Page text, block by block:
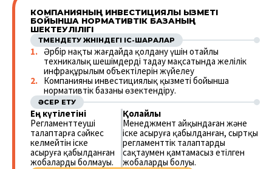
КОМПАНИЯНЫҢ ИНВЕСТИЦИЯЛЫҚ ҚЫЗМЕТІ
БОЙЫНША НОРМАТИВТІК БАЗАНЫҢ
ШЕКТЕУЛІЛІГІ
ТӨМЕНДЕТУ ЖӨНІНДЕГІ ІС-ШАРАЛАР
Әрбір нақты жағдайда қолдану үшін оңтайлы
техникалық шешімдерді таңдау мақсатында желілік
инфрақұрылым объектілерін жүйелеу
Компанияның инвестициялық қызметі бойынша
нормативтік базаны өзектендіру.
ӘСЕР ЕТУ
Ең күтілетіні
Регламенттеуші
талаптарға сәйкес
келмейтін іске
асыруға қабылданған
жобалардың болмауы.
Қолайлы
Менеджмент айқындаған және
іске асыруға қабылданған, сыртқы
регламенттік талаптарды
сақтаумен қамтамасыз етілген
жобалардың болуы.